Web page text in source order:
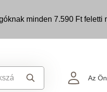
minden 7.590 Ft
Az